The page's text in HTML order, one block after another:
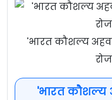
'भारत कौशल्य
'भारत कौशल्य